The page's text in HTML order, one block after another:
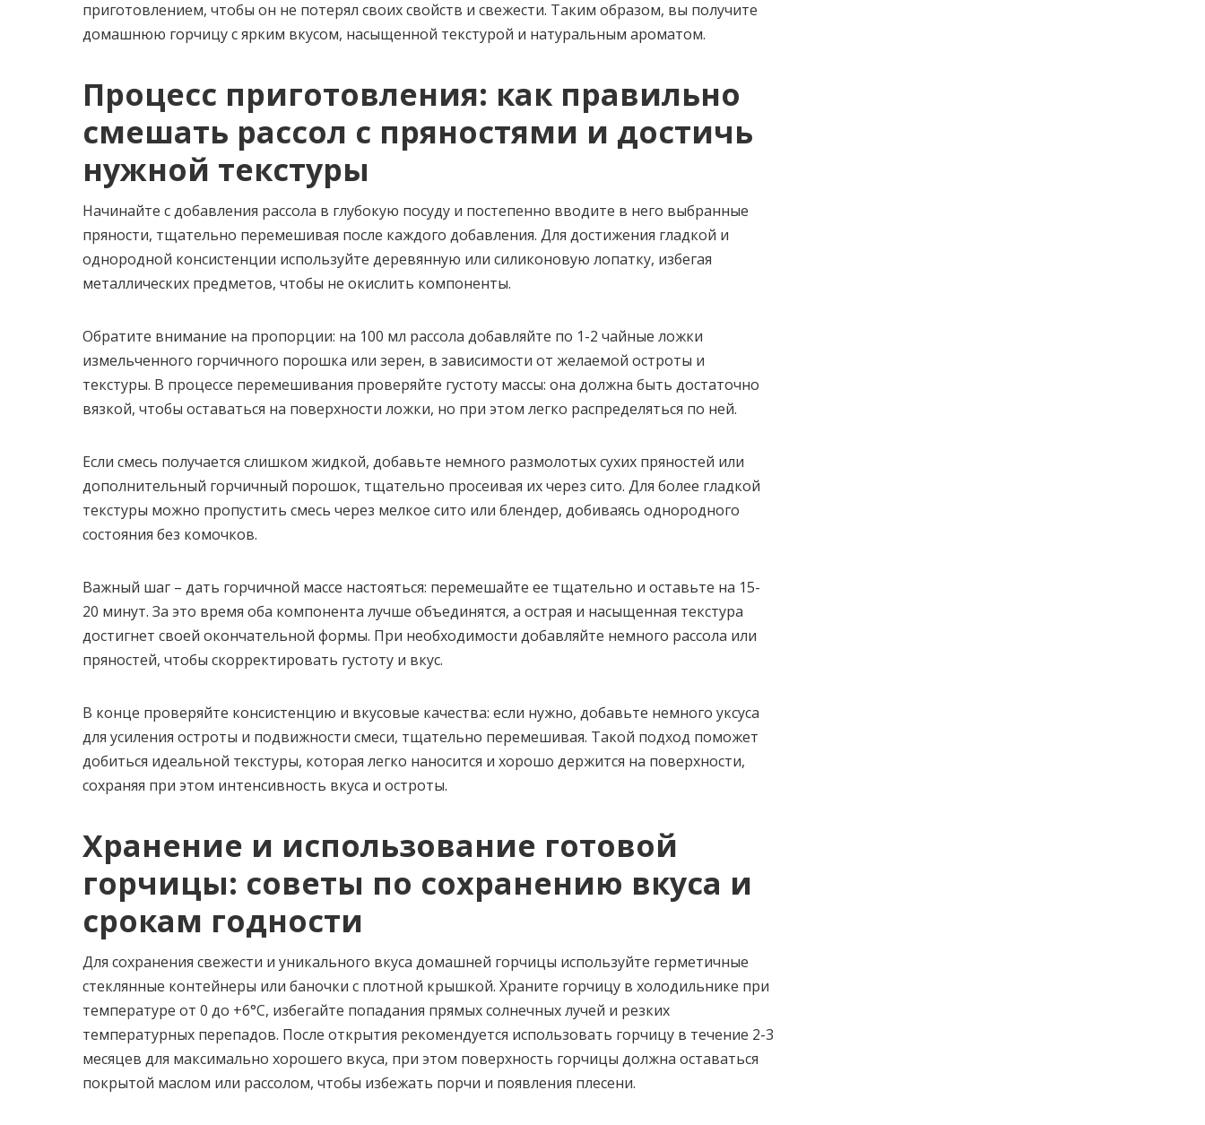
приготовлением, чтобы он не потерял своих свойств и свежести. Таким образом, вы получите
домашнюю горчицу с ярким вкусом, насыщенной текстурой и натуральным ароматом.
Процесс приготовления: как правильно
смешать рассол с пряностями и достичь
нужной текстуры
Начинайте с добавления рассола в глубокую посуду и постепенно вводите в него выбранные
пряности, тщательно перемешивая после каждого добавления. Для достижения гладкой и
однородной консистенции используйте деревянную или силиконовую лопатку, избегая
металлических предметов, чтобы не окислить компоненты.
Обратите внимание на пропорции: на 100 мл рассола добавляйте по 1-2 чайные ложки
измельченного горчичного порошка или зерен, в зависимости от желаемой остроты и
текстуры. В процессе перемешивания проверяйте густоту массы: она должна быть достаточно
вязкой, чтобы оставаться на поверхности ложки, но при этом легко распределяться по ней.
Если смесь получается слишком жидкой, добавьте немного размолотых сухих пряностей или
дополнительный горчичный порошок, тщательно просеивая их через сито. Для более гладкой
текстуры можно пропустить смесь через мелкое сито или блендер, добиваясь однородного
состояния без комочков.
Важный шаг – дать горчичной массе настояться: перемешайте ее тщательно и оставьте на 15-
20 минут. За это время оба компонента лучше объединятся, а острая и насыщенная текстура
достигнет своей окончательной формы. При необходимости добавляйте немного рассола или
пряностей, чтобы скорректировать густоту и вкус.
В конце проверяйте консистенцию и вкусовые качества: если нужно, добавьте немного уксуса
для усиления остроты и подвижности смеси, тщательно перемешивая. Такой подход поможет
добиться идеальной текстуры, которая легко наносится и хорошо держится на поверхности,
сохраняя при этом интенсивность вкуса и остроты.
Хранение и использование готовой
горчицы: советы по сохранению вкуса и
срокам годности
Для сохранения свежести и уникального вкуса домашней горчицы используйте герметичные
стеклянные контейнеры или баночки с плотной крышкой. Храните горчицу в холодильнике при
температуре от 0 до +6°C, избегайте попадания прямых солнечных лучей и резких
температурных перепадов. После открытия рекомендуется использовать горчицу в течение 2-3
месяцев для максимально хорошего вкуса, при этом поверхность горчицы должна оставаться
покрытой маслом или рассолом, чтобы избежать порчи и появления плесени.